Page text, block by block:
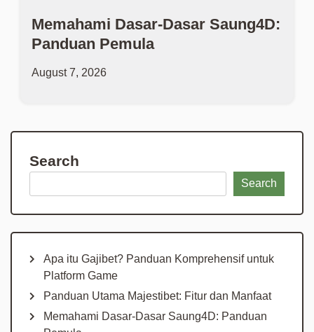
Memahami Dasar-Dasar Saung4D:
Panduan Pemula
August 7, 2026
Search
Search
Apa itu Gajibet? Panduan Komprehensif untuk
Platform Game
Panduan Utama Majestibet: Fitur dan Manfaat
Memahami Dasar-Dasar Saung4D: Panduan